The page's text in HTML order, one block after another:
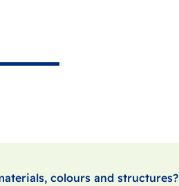
colours and structures?